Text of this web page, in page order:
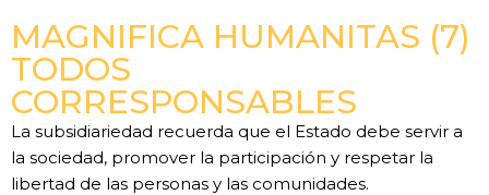
MAGNIFICA HUMANITAS (7)
TODOS
CORRESPONSABLES
La subsidiariedad recuerda que el Estado debe servir a
la sociedad, promover la participación y respetar la
libertad de las personas y las comunidades.